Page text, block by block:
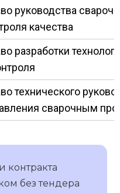
руководства
качества
разработки
технического
сварочным
контракта
без тендера